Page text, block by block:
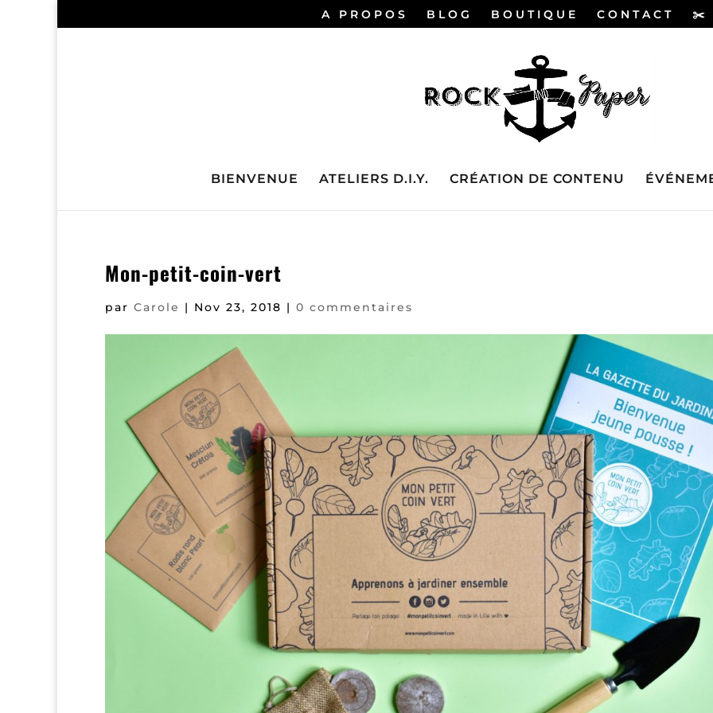
A PROPOS BLOG BOUTIQUE CONTACT ✂️
BIENVENUE ATELIERS D.I.Y. CRÉATION DE CONTENU
Mon-petit-coin-vert
par Carole | Nov 23, 2018 | 0 commentaires